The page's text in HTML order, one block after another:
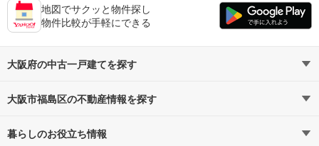
地図でサクッと物件探し
物件比較が手軽にできる
大阪府の中古一戸建てを探す
路線・駅から探す
通勤・通学時間から探す
大阪市福島区の不動産情報を探す
不動産・住宅
暮らしのお役立ち情報